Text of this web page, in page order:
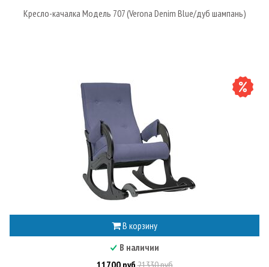
Кресло-качалка Модель 707 (Verona Denim Blue/дуб шампань)
В корзину
В наличии
11700 руб21330 руб